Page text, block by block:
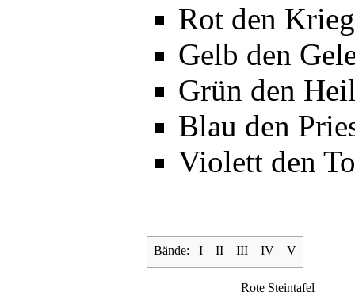
Rot den
Gelb den
Grün den
Blau den
Violett den
Bände: I II III IV V
Rote Steintafel